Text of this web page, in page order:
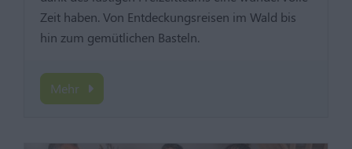
Zeit haben. Von Entdeckungsreisen im Wald bis
hin zum gemütlichen Basteln.
Mehr